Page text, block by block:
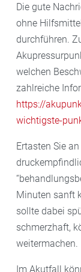
Die gute
ohne
durchführen.
welchen
zahlreiche
https://
wichtigste-
Ertasten Sie
Minuten sanft
sollte dabei
schmerzhaft,
weitermachen.
Im Akutfall